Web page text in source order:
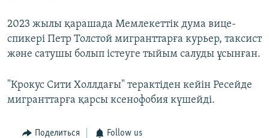
2023 жылы қарашада Мемлекеттік дума вице-
спикері Петр Толстой мигранттарға курьер, таксист
және сатушы болып істеуге тыйым салуды ұсынған.
"Крокус Сити Холлдағы" терактіден кейін Ресейде
мигранттарға қарсы ксенофобия күшейді.
Поделиться Follow us